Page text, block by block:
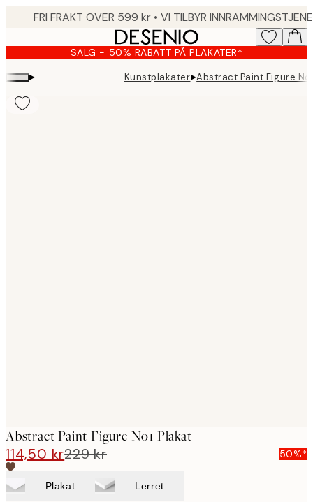
content.
SALG - 50% RABATT PÅ PLAKATER*
▸ Kunstplakater▸Abstract Paint Figure
Abstract Paint Figure No1 Plakat
114,50 kr229 kr 50%*
Plakat Lerret